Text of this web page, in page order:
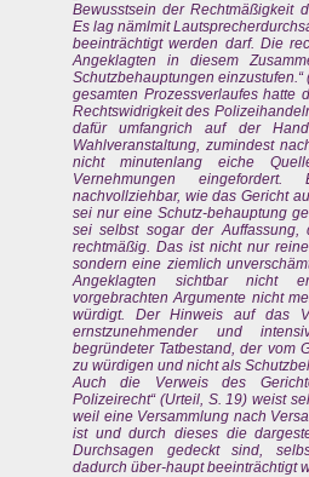
Bewusstsein der Rechtmäßigkeit
Es lag nämlmit
beeinträchtigt werden darf. Die
Angeklagten in diesem
Schutzbehauptungen
gesamten Prozessverlaufes hatte
Rechtswidrigkeit des
dafür umfangrich auf der
Wahlveranstaltung, zumindest
nicht minutenlang eiche
Vernehmungen
nachvollziehbar, wie das Gericht
sei nur eine Schutz-behauptung
sei selbst sogar der Auffassung,
rechtmäßig. Das ist nicht nur
sondern eine ziemlich
Angeklagten sichtbar nicht
vorgebrachten Argumente nicht
würdigt. Der Hinweis auf das
ernstzunehmender und
begründeter Tatbestand, der vom
zu würdigen und nicht als
Auch die Verweis des
Polizeirecht“ (Urteil, S. 19) weist
weil eine Versammlung nach
ist und durch dieses die
Durchsagen gedeckt sind,
dadurch über-haupt beeinträchtigt